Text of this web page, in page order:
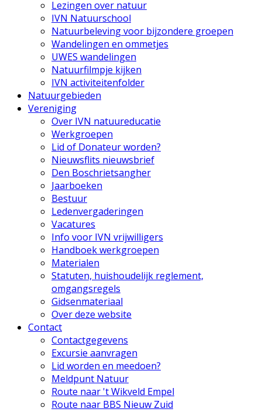
Lezingen over natuur
IVN Natuurschool
Natuurbeleving voor bijzondere groepen
Wandelingen en ommetjes
UWES wandelingen
Natuurfilmpje kijken
IVN activiteitenfolder
Natuurgebieden
Vereniging
Over IVN natuureducatie
Werkgroepen
Lid of Donateur worden?
Nieuwsflits nieuwsbrief
Den Boschrietsangher
Jaarboeken
Bestuur
Ledenvergaderingen
Vacatures
Info voor IVN vrijwilligers
Handboek werkgroepen
Materialen
Statuten, huishoudelijk reglement,
omgangsregels
Gidsenmateriaal
Over deze website
Contact
Contactgegevens
Excursie aanvragen
Lid worden en meedoen?
Meldpunt Natuur
Route naar 't Wikveld Empel
Route naar BBS Nieuw Zuid